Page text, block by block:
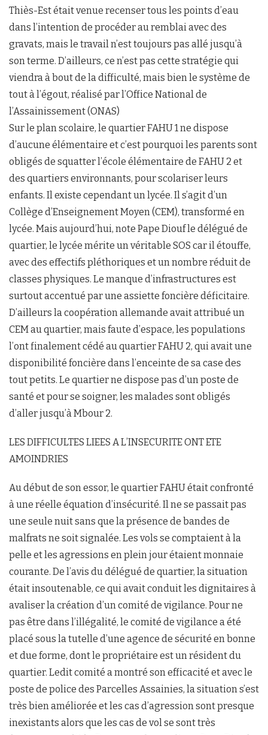
Thiès-Est était venue recenser tous les points d’eau
dans l’intention de procéder au remblai avec des
gravats, mais le travail n’est toujours pas allé jusqu’à
son terme. D’ailleurs, ce n’est pas cette stratégie qui
viendra à bout de la difficulté, mais bien le système de
tout à l’égout, réalisé par l’Office National de
l’Assainissement (ONAS)
Sur le plan scolaire, le quartier FAHU 1 ne dispose
d’aucune élémentaire et c’est pourquoi les parents sont
obligés de squatter l’école élémentaire de FAHU 2 et
des quartiers environnants, pour scolariser leurs
enfants. Il existe cependant un lycée. Il s’agit d’un
Collège d’Enseignement Moyen (CEM), transformé en
lycée. Mais aujourd’hui, note Pape Diouf le délégué de
quartier, le lycée mérite un véritable SOS car il étouffe,
avec des effectifs pléthoriques et un nombre réduit de
classes physiques. Le manque d’infrastructures est
surtout accentué par une assiette foncière déficitaire.
D’ailleurs la coopération allemande avait attribué un
CEM au quartier, mais faute d’espace, les populations
l’ont finalement cédé au quartier FAHU 2, qui avait une
disponibilité foncière dans l’enceinte de sa case des
tout petits. Le quartier ne dispose pas d’un poste de
santé et pour se soigner, les malades sont obligés
d’aller jusqu’à Mbour 2.
LES DIFFICULTES LIEES A L’INSECURITE ONT ETE
AMOINDRIES
Au début de son essor, le quartier FAHU était confronté
à une réelle équation d’insécurité. Il ne se passait pas
une seule nuit sans que la présence de bandes de
malfrats ne soit signalée. Les vols se comptaient à la
pelle et les agressions en plein jour étaient monnaie
courante. De l’avis du délégué de quartier, la situation
était insoutenable, ce qui avait conduit les dignitaires à
avaliser la création d’un comité de vigilance. Pour ne
pas être dans l’illégalité, le comité de vigilance a été
placé sous la tutelle d’une agence de sécurité en bonne
et due forme, dont le propriétaire est un résident du
quartier. Ledit comité a montré son efficacité et avec le
poste de police des Parcelles Assainies, la situation s’est
très bien améliorée et les cas d’agression sont presque
inexistants alors que les cas de vol se sont très